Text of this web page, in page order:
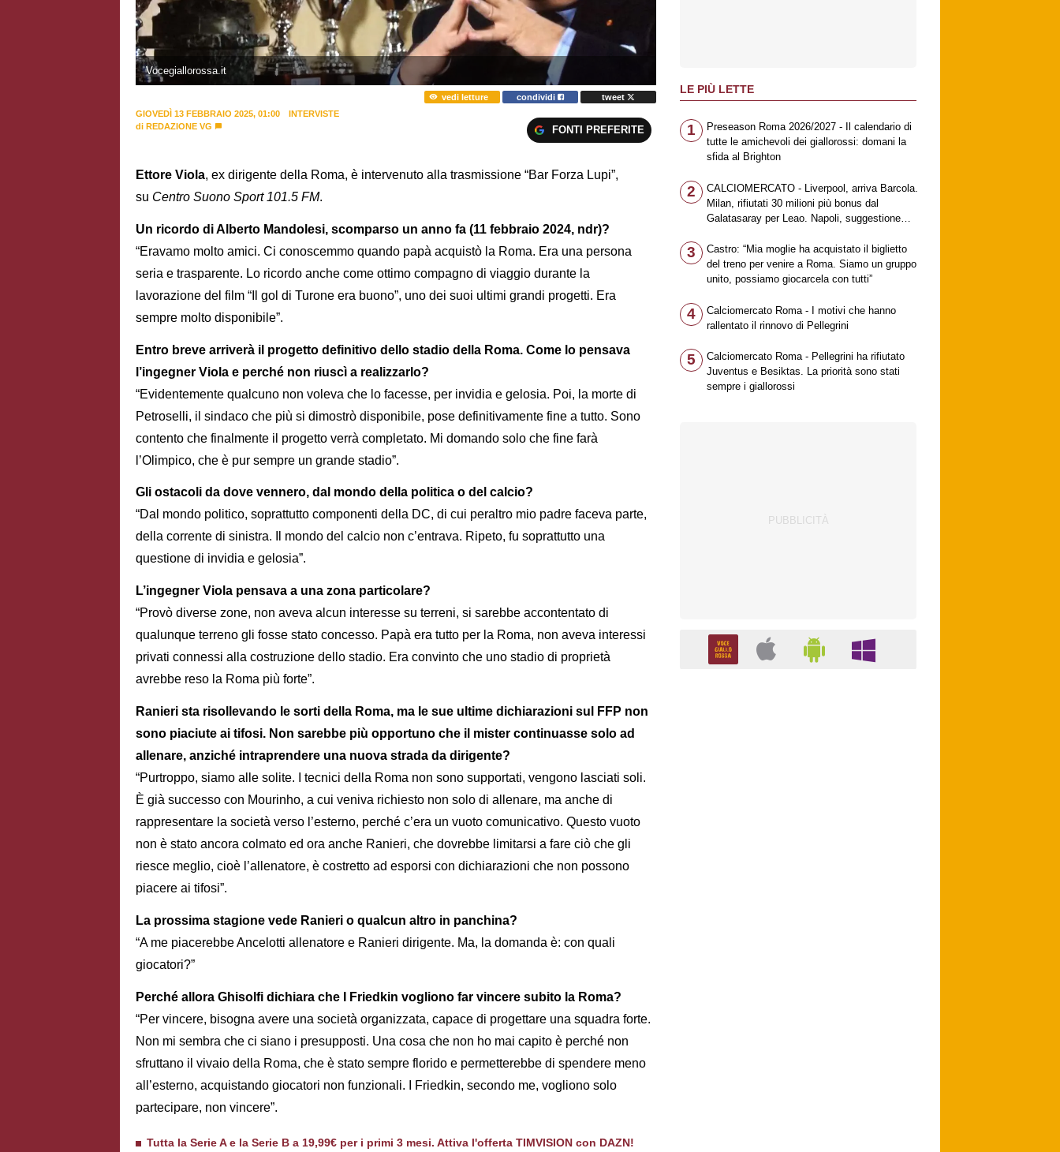
Vocegiallorossa.it
vedi letture condividi
tweet
GIOVEDÌ 13 FEBBRAIO 2025, 01:00
INTERVISTE
di REDAZIONE VG FONTI PREFERITE
Ettore Viola, ex dirigente della Roma, è intervenuto alla trasmissione “Bar Forza Lupi”,
su Centro Suono Sport 101.5 FM.
Un ricordo di Alberto Mandolesi, scomparso un anno fa (11 febbraio 2024, ndr)?
“Eravamo molto amici. Ci conoscemmo quando papà acquistò la Roma. Era una persona
seria e trasparente. Lo ricordo anche come ottimo compagno di viaggio durante la
lavorazione del film “Il gol di Turone era buono”, uno dei suoi ultimi grandi progetti. Era
sempre molto disponibile”.
Entro breve arriverà il progetto definitivo dello stadio della Roma. Come lo pensava
l’ingegner Viola e perché non riuscì a realizzarlo?
“Evidentemente qualcuno non voleva che lo facesse, per invidia e gelosia. Poi, la morte di
Petroselli, il sindaco che più si dimostrò disponibile, pose definitivamente fine a tutto. Sono
contento che finalmente il progetto verrà completato. Mi domando solo che fine farà
l’Olimpico, che è pur sempre un grande stadio”.
Gli ostacoli da dove vennero, dal mondo della politica o del calcio?
“Dal mondo politico, soprattutto componenti della DC, di cui peraltro mio padre faceva parte,
della corrente di sinistra. Il mondo del calcio non c’entrava. Ripeto, fu soprattutto una
questione di invidia e gelosia”.
L’ingegner Viola pensava a una zona particolare?
“Provò diverse zone, non aveva alcun interesse su terreni, si sarebbe accontentato di
qualunque terreno gli fosse stato concesso. Papà era tutto per la Roma, non aveva interessi
privati connessi alla costruzione dello stadio. Era convinto che uno stadio di proprietà
avrebbe reso la Roma più forte”.
Ranieri sta risollevando le sorti della Roma, ma le sue ultime dichiarazioni sul FFP non
sono piaciute ai tifosi. Non sarebbe più opportuno che il mister continuasse solo ad
allenare, anziché intraprendere una nuova strada da dirigente?
“Purtroppo, siamo alle solite. I tecnici della Roma non sono supportati, vengono lasciati soli.
È già successo con Mourinho, a cui veniva richiesto non solo di allenare, ma anche di
rappresentare la società verso l’esterno, perché c’era un vuoto comunicativo. Questo vuoto
non è stato ancora colmato ed ora anche Ranieri, che dovrebbe limitarsi a fare ciò che gli
riesce meglio, cioè l’allenatore, è costretto ad esporsi con dichiarazioni che non possono
piacere ai tifosi”.
La prossima stagione vede Ranieri o qualcun altro in panchina?
“A me piacerebbe Ancelotti allenatore e Ranieri dirigente. Ma, la domanda è: con quali
giocatori?”
Perché allora Ghisolfi dichiara che I Friedkin vogliono far vincere subito la Roma?
“Per vincere, bisogna avere una società organizzata, capace di progettare una squadra forte.
Non mi sembra che ci siano i presupposti. Una cosa che non ho mai capito è perché non
sfruttano il vivaio della Roma, che è stato sempre florido e permetterebbe di spendere meno
all’esterno, acquistando giocatori non funzionali. I Friedkin, secondo me, vogliono solo
partecipare, non vincere”.
Tutta la Serie A e la Serie B a 19,99€ per i primi 3 mesi. Attiva l'offerta TIMVISION con DAZN!
LE PIÙ LETTE
1
Preseason Roma 2026/2027 - Il calendario di
tutte le amichevoli dei giallorossi: domani la
sfida al Brighton
2
CALCIOMERCATO - Liverpool, arriva Barcola.
Milan, rifiutati 30 milioni più bonus dal
Galatasaray per Leao. Napoli, suggestione
Mastantuono
3
Castro: “Mia moglie ha acquistato il biglietto
del treno per venire a Roma. Siamo un gruppo
unito, possiamo giocarcela con tutti”
4
Calciomercato Roma - I motivi che hanno
rallentato il rinnovo di Pellegrini
5
Calciomercato Roma - Pellegrini ha rifiutato
Juventus e Besiktas. La priorità sono stati
sempre i giallorossi